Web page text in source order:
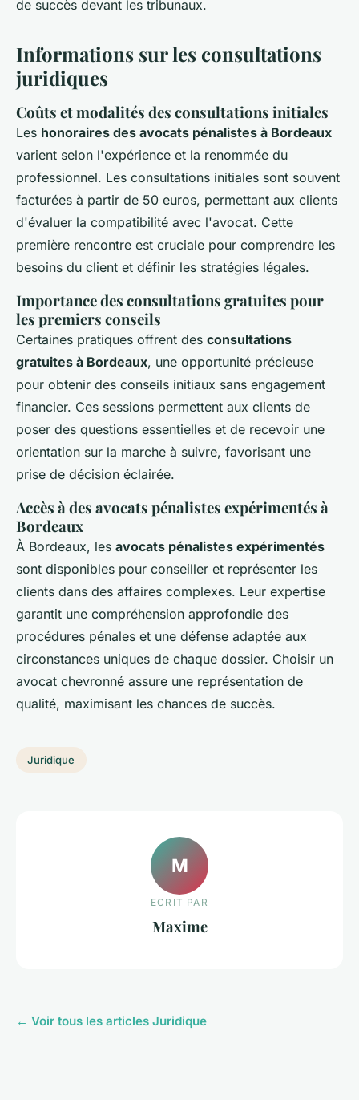
de succès devant les tribunaux.
Informations sur les consultations
juridiques
Coûts et modalités des consultations initiales
Les honoraires des avocats pénalistes à Bordeaux
varient selon l'expérience et la renommée du
professionnel. Les consultations initiales sont souvent
facturées à partir de 50 euros, permettant aux clients
d'évaluer la compatibilité avec l'avocat. Cette
première rencontre est cruciale pour comprendre les
besoins du client et définir les stratégies légales.
Importance des consultations gratuites pour
les premiers conseils
Certaines pratiques offrent des consultations
gratuites à Bordeaux, une opportunité précieuse
pour obtenir des conseils initiaux sans engagement
financier. Ces sessions permettent aux clients de
poser des questions essentielles et de recevoir une
orientation sur la marche à suivre, favorisant une
prise de décision éclairée.
Accès à des avocats pénalistes expérimentés à
Bordeaux
À Bordeaux, les avocats pénalistes expérimentés
sont disponibles pour conseiller et représenter les
clients dans des affaires complexes. Leur expertise
garantit une compréhension approfondie des
procédures pénales et une défense adaptée aux
circonstances uniques de chaque dossier. Choisir un
avocat chevronné assure une représentation de
qualité, maximisant les chances de succès.
Juridique
M
ECRIT PAR
Maxime
← Voir tous les articles Juridique